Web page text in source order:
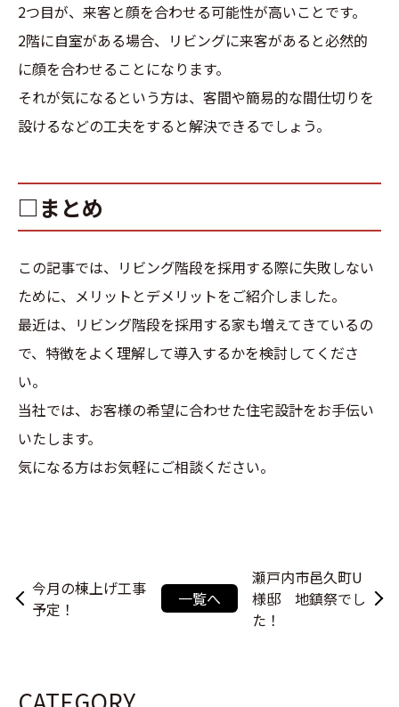
2つ目が、来客と顔を合わせる可能性が高いことです。
2階に自室がある場合、リビングに来客があると必然的
に顔を合わせることになります。
それが気になるという方は、客間や簡易的な間仕切りを
設けるなどの工夫をすると解決できるでしょう。
□まとめ
この記事では、リビング階段を採用する際に失敗しない
ために、メリットとデメリットをご紹介しました。
最近は、リビング階段を採用する家も増えてきているの
で、特徴をよく理解して導入するかを検討してくださ
い。
当社では、お客様の希望に合わせた住宅設計をお手伝い
いたします。
気になる方はお気軽にご相談ください。
今月の棟上げ工事
予定！
一覧へ
瀬戸内市邑久町U
様邸 地鎮祭でし
た！